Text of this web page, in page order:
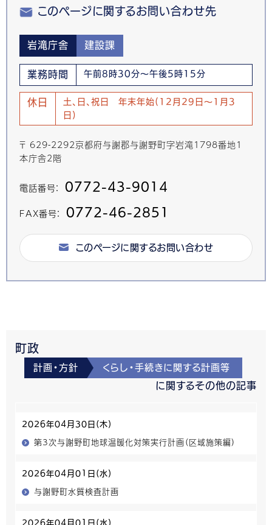
このページに関するお問い合わせ先
岩滝庁舎 建設課
業務時間 午前8時30分～午後5時15分
休日
土、日、祝日 年末年始(12月29日～1月3
日)
〒 629-2292京都府与謝郡与謝野町字岩滝1798番地1
本庁舎2階
電話番号： 0772-43-9014
FAX番号： 0772-46-2851
このページに関するお問い合わせ
町政
計画・方針 くらし・手続きに関する計画等
に関するその他の記事
2026年04月30日(木)
第3次与謝野町地球温暖化対策実行計画（区域施策編）
2026年04月01日(水)
与謝野町水質検査計画
2026年04月01日(水)